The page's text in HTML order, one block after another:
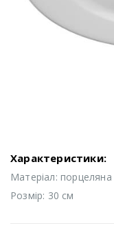
Характеристики:
Матеріал: порцеляна
Розмір: 30 см